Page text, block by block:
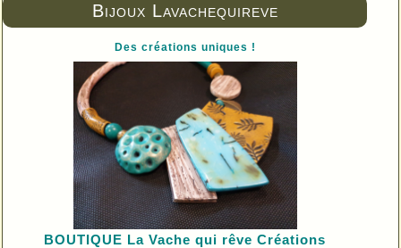
Bijoux Lavachequireve
Des créations uniques !
BOUTIQUE La Vache qui rêve Créations